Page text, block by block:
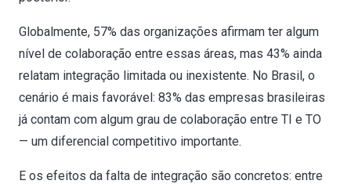
Globalmente, 57% das organizações afirmam ter algum
nível de colaboração entre essas áreas, mas 43% ainda
relatam integração limitada ou inexistente. No Brasil, o
cenário é mais favorável: 83% das empresas brasileiras
já contam com algum grau de colaboração entre TI e TO
— um diferencial competitivo importante.
E os efeitos da falta de integração são concretos: entre